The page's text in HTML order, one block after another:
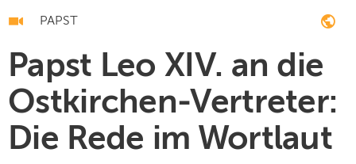
PAPST
Papst Leo XIV. an die
Ostkirchen-Vertreter:
Die Rede im Wortlaut